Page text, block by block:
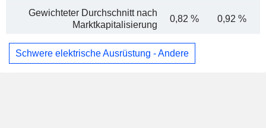
Gewichteter Durchschnitt nach
Marktkapitalisierung
0,82 % 0,92 %
Schwere elektrische Ausrüstung - Andere